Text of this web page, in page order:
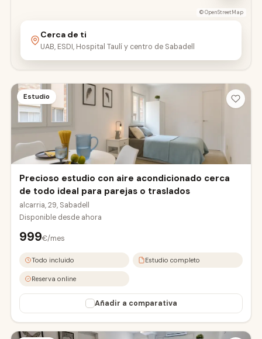
Estudio
Precioso estudio con aire acondicionado cerca
de todo ideal para parejas o traslados
alcarria, 29, Sabadell
Disponible desde ahora
999€/mes
Todo incluido Estudio completo
Reserva online
Añadir a comparativa
OVIEDO2-A
OVIEDO2-B
©OpenStreetMap
Cerca de ti
UAB, ESDI, Hospital Taulí y centro de Sabadell